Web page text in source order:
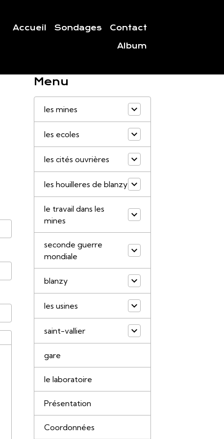
Accueil Sondages Contact
Album
Menu
les mines
les ecoles
les cités ouvrières
les houilleres de blanzy
le travail dans les
mines
seconde guerre
mondiale
blanzy
les usines
saint-vallier
gare
le laboratoire
Présentation
Coordonnées